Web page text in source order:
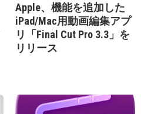
Apple、機能を追加した
iPad/Mac用動画編集アプ
リ「Final Cut Pro 3.3」を
リリース